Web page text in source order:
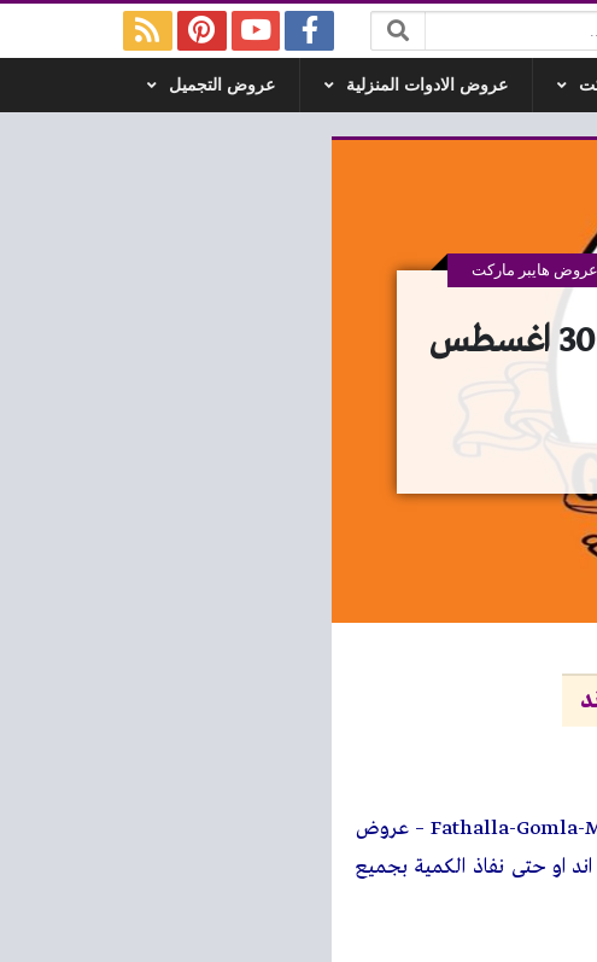
عروض الادوات المنزلية عروض التجميل
عروض فتح الله جملة من 28 اغسطس حتى 30 اغسطس
عروض هايبر ماركت
Fathalla-Gomla-– عروض
جملة ماركت – من 28 اغسطس حتى 30 اغسطس 2025 الويك اند او حتى نفاذ الكمية بجميع